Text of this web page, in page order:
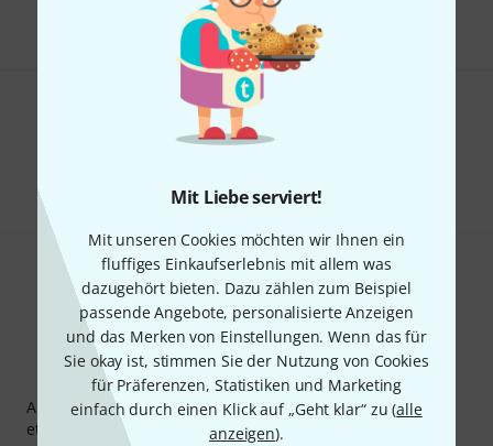
Mit Liebe serviert!
Mit unseren Cookies möchten wir Ihnen ein
fluffiges Einkaufserlebnis mit allem was
dazugehört bieten. Dazu zählen zum Beispiel
passende Angebote, personalisierte Anzeigen
und das Merken von Einstellungen. Wenn das für
Sie okay ist, stimmen Sie der Nutzung von Cookies
für Präferenzen, Statistiken und Marketing
einfach durch einen Klick auf „Geht klar“ zu (alle
anzeigen).
Gefällt Ihnen, was Sie sehen?
Thomann Newsletter
Abonniere den Thomann Newsletter und gewinne mit
etwas Glück einen von
50 Gutscheinen